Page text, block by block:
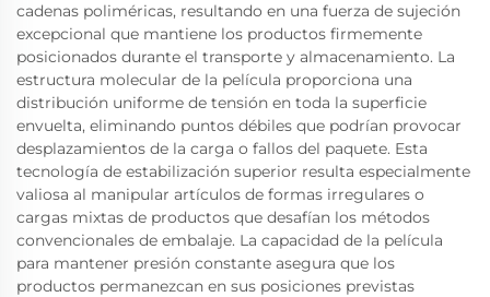
cadenas poliméricas, resultando en una fuerza de sujeción
excepcional que mantiene los productos firmemente
posicionados durante el transporte y almacenamiento. La
estructura molecular de la película proporciona una
distribución uniforme de tensión en toda la superficie
envuelta, eliminando puntos débiles que podrían provocar
desplazamientos de la carga o fallos del paquete. Esta
tecnología de estabilización superior resulta especialmente
valiosa al manipular artículos de formas irregulares o
cargas mixtas de productos que desafían los métodos
convencionales de embalaje. La capacidad de la película
para mantener presión constante asegura que los
productos permanezcan en sus posiciones previstas